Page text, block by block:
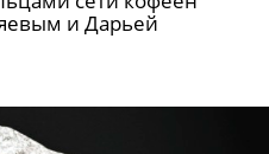
и Дарьей